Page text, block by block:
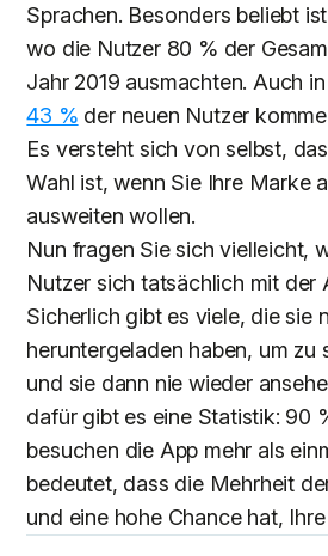
Sprachen. Besonders beliebt
wo die Nutzer 80 % der
Jahr 2019 ausmachten. Auch
43 % der neuen Nutzer
Es versteht sich von selbst,
Wahl ist, wenn Sie Ihre Marke
ausweiten wollen.
Nun fragen Sie sich vielleicht,
Nutzer sich tatsächlich mit der
Sicherlich gibt es viele, die sie
heruntergeladen haben, um zu
und sie dann nie wieder
dafür gibt es eine Statistik: 90
besuchen die App mehr als
bedeutet, dass die Mehrheit
und eine hohe Chance hat,